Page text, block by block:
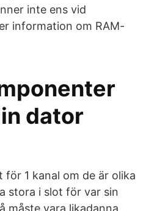
inte ens vid
information om RAM-
dator
1 kanal om de är olika
stora i slot för var sin
måste vara likadanna